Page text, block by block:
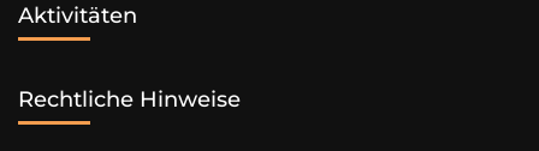
Aktivitäten
Rechtliche Hinweise